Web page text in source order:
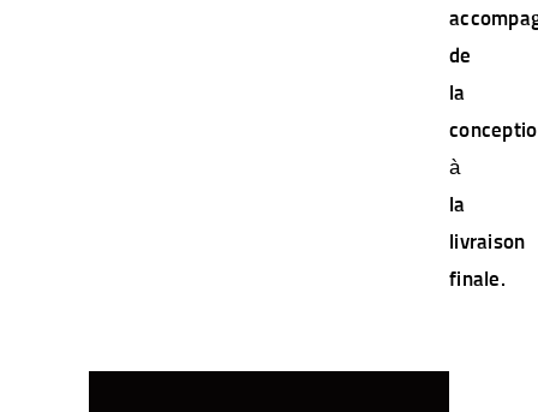
de
la
à
la
livraison
finale.